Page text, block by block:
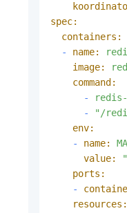
spec:
containers:
-
name:
image:
command:
-
-
"/
env:
-
name:
value:
ports:
-
resources: